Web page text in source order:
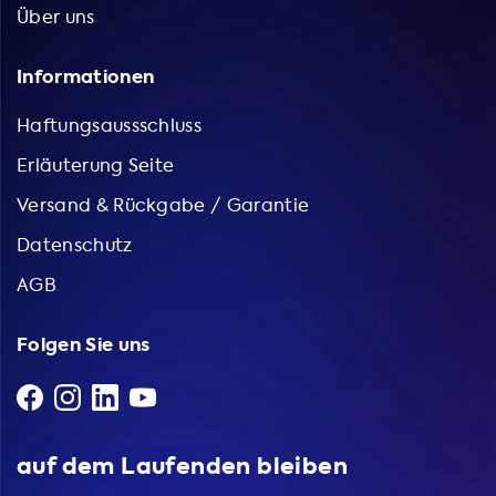
Über uns
Informationen
Haftungsaussschluss
Erläuterung Seite
Versand & Rückgabe / Garantie
Datenschutz
AGB
Folgen Sie uns
auf dem Laufenden bleiben